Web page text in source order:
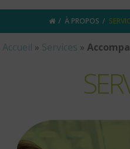
À PROPOS
Accueil » Services »